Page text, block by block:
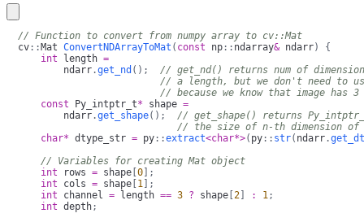
// Function to convert from numpy array to cv::Mat
cv ::Mat ConvertNDArrayToMat ( const np :: ndarray& ndarr)
{
int length =
        ndarr
.get_nd ( ) ;
// get_nd() returns num of
// a length, but we don't need to
// because we know that image has 3
const Py_intptr_t* shape =
        ndarr
.get_shape( ) ;
// get_shape() returns
// the size of n-th dimension of
char* dtype_str = py ::extract<char*>( py :: str( ndarr .
// Variables for creating Mat object
int rows = shape [0] ;
int cols = shape [1] ;
int channel = length == 3 ? shape [2] : 1;
int depth;